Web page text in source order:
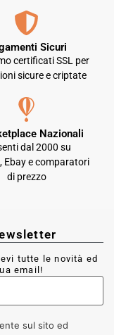
Sicuri
certificati SSL per
sicure e criptate
Nazionali
dal 2000 su
Ebay e comparatori
di prezzo
tutte le novità ed
email!
sul sito ed